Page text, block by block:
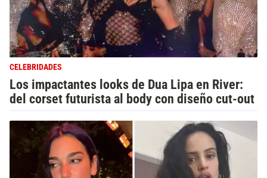
CELEBRIDADES
Los impactantes looks de Dua Lipa en River:
del corset futurista al body con diseño cut-out